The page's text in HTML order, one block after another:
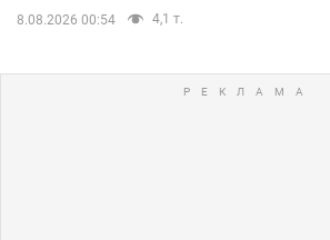
8.08.2026 00:54 4,1 т.